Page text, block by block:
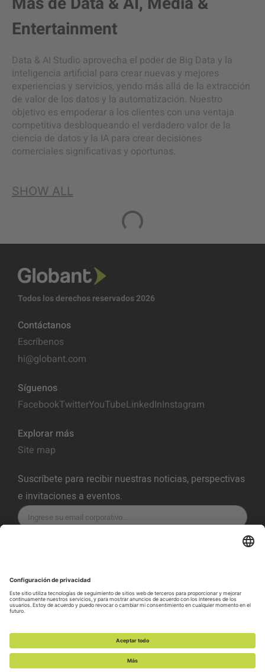
Entertainment
Data & AI Studio aprovecha el poder de Big Data y la
inteligencia artificial para crear nuevas y mejores
experiencias y servicios, yendo más allá de la extracción
de valor de los datos y la automatización. Nuestro
objetivo es empoderar a los clientes con una ventaja
competitiva desbloqueando el verdadero valor de la
ciencia de datos y la IA para crear decisiones
comerciales significativas y oportunas.
SHOW ALL
Todos los derechos reservados 2026
Contáctanos
Escríbenos
hi@globant.com
Síguenos
FacebookTwitterYouTubeLinkedInInstagram
Explorar más
Site map
Suscríbete para recibir nuestras noticias, perspectivas
e invitaciones a eventos.
Política de Privacidad
Política de Cookies
Preferencias de Cookies